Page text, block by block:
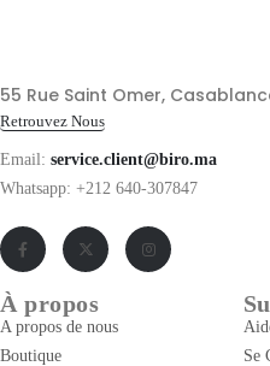
55 Rue Saint Omer,
Retrouvez Nous
Email: service.client@biro.ma
Whatsapp: +212 640-307847
À propos
A propos de nous
Boutique
Se